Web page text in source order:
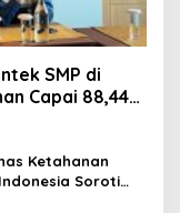
SMP di
Capai 88,44
Ketahanan
Soroti
Sektor